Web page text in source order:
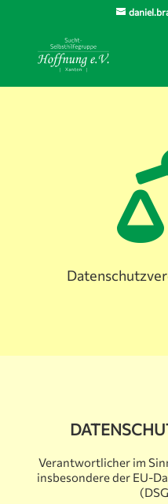
Verantwortlicher im
insbesondere der EU-